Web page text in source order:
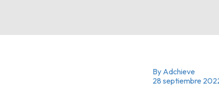
By Adchieve
28 septiembre